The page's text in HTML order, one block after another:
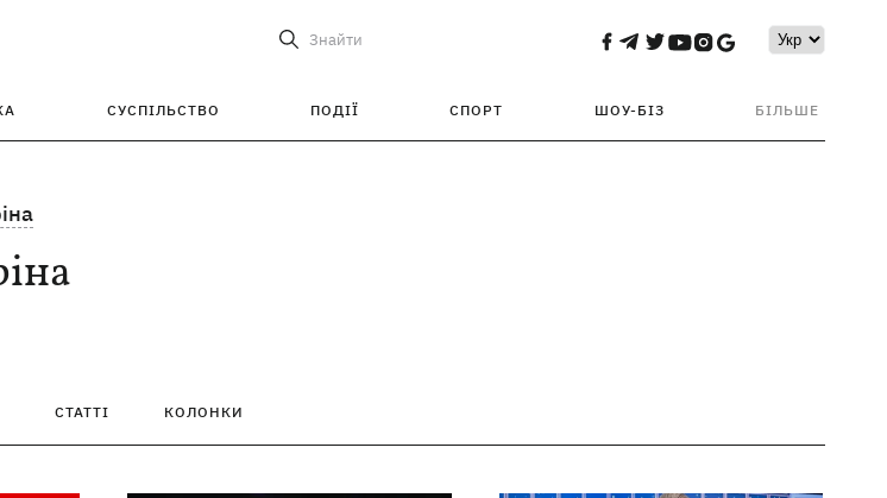
Знайти
СУСПІЛЬСТВО ПОДІЇ СПОРТ ШОУ-БІЗ БІЛЬШЕ
СТАТТІ КОЛОНКИ